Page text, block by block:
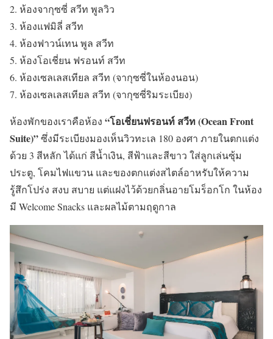
ห้องจากุซซี่ สวีท พูลวิว
ห้องแฟมิลี่ สวีท
ห้องฟาวน์เทนพูล สวีท
ห้องโอเชี่ยน ฟรอนท์ สวีท
ห้องเซลเลสเทียล สวีท (จากุซซี่ในห้องนอน)
ห้องเซลเลสเทียล สวีท (จากุซซี่ริมระเบียง)
ห้องพักของเราคือห้อง “โอเชี่ยนฟรอนท์ สวีท (Ocean Front
Suite)”ซึ่งมีระเบียงมองเห็นวิวทะเล 180 องศา ภายในตกแต่ง
ด้วย 3 สีหลัก ได้แก่ สีน้ำเงิน, สีฟ้าและสีขาว ใส่ลูกเล่นซุ้ม
ประตู, โคมไฟแขวน และของตกแต่งสไตล์อาหรับให้ความ
รู้สึกโปร่ง สงบ สบาย แต่แฝงไว้ด้วยกลิ่นอายโมร็อกโก ในห้อง
มี Welcome Snacks และผลไม้ตามฤดูกาล